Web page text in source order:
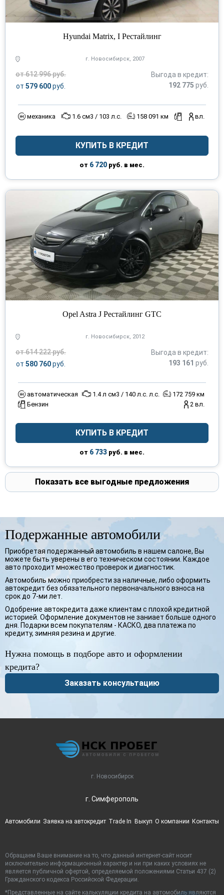
Hyundai Matrix, I Рестайлинг
г. Новосибирск, 2007
от 612 996 руб.
от 579 600руб.
Выгода в кредит:
192 775 руб.
механика 1.6 см3 / 103 л.с. 158 091 км вл.
КУПИТЬ В КРЕДИТ
от 6 720 руб. в мес.
Opel Astra J Рестайлинг GTC
г. Новосибирск, 2012
от 614 222 руб.
от 580 760руб.
Выгода в кредит:
193 161 руб.
автоматическая 1.4 л см3 / 140 л.с. л.с.
172 759 км
Бензин
2 вл.
КУПИТЬ В КРЕДИТ
от 6 733 руб. в мес.
Показать все выгодные предложения
Подержанные автомобили
Приобретая подержанный автомобиль в нашем салоне, Вы
можете быть уверены в его техническом состоянии. Каждое
авто проходит множество проверок и диагностик.
Автомобиль можно приобрести за наличные, либо оформить
автокредит без обязательного первоначального взноса на
срок до 7-ми лет.
Одобрение автокредита даже клиентам с плохой кредитной
историей. Оформление документов не заниает больше одного
дня. Подарки всем покупателям - КАСКО, два платежа по
кредиту, зимняя резина и другие.
Нужна помощь в подборе авто и оформлении
кредита?
Заказать консультацию
г. Новосибирск
г. Симферополь
Автомобили Заявка на автокредит Trade In Выкуп О компании Контакты
Обращаем Ваше внимание на то, что данный интернет-сайт носит
исключительно информационный характер и ни при каких условиях не
является публичной офертой, определяемой положениями Статьи 437 (2)
Гражданского кодекса Российской Федерации.
*Представленные на сайте калькуляции кредита на автомобиль являются